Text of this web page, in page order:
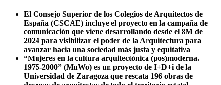
El Consejo Superior de los Colegios de Arquitectos de
España (CSCAE) incluye el proyecto en la campaña de
comunicación que viene desarrollando desde el 8M de
2024 para visibilizar el poder de la Arquitectura para
avanzar hacia una sociedad más justa y equitativa
“Mujeres en la cultura arquitectónica (pos)moderna.
1975-2000” (MuWo) es un proyecto de I+D+i de la
Universidad de Zaragoza que rescata 196 obras de